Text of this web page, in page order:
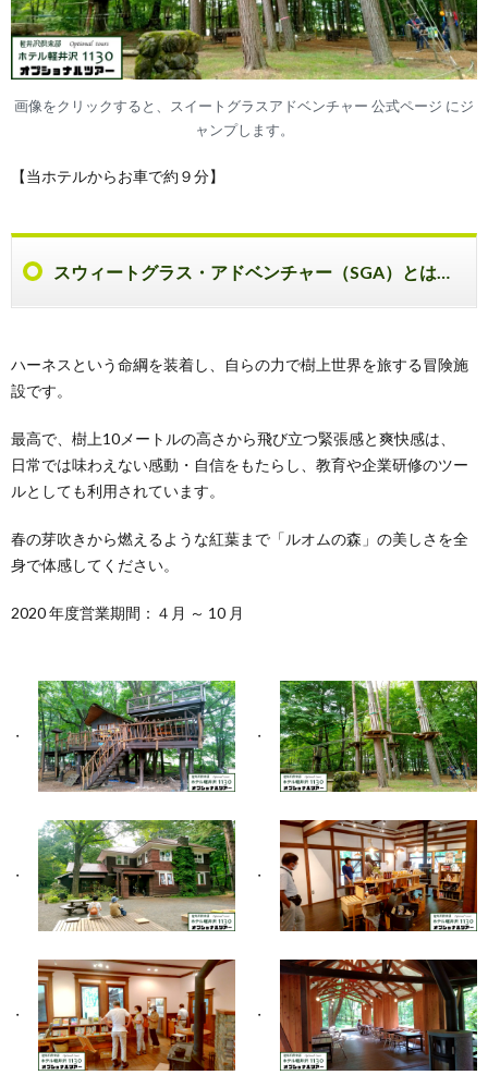
画像をクリックすると、スイートグラスアドベンチャー 公式ページ にジ
ャンプします。
【当ホテルからお車で約９分】
スウィートグラス・アドベンチャー（SGA）とは…
ハーネスという命綱を装着し、自らの力で樹上世界を旅する冒険施
設です。
最高で、樹上10メートルの高さから飛び立つ緊張感と爽快感は、
日常では味わえない感動・自信をもたらし、教育や企業研修のツー
ルとしても利用されています。
春の芽吹きから燃えるような紅葉まで「ルオムの森」の美しさを全
身で体感してください。
2020 年度営業期間：４月 ～ 10 月